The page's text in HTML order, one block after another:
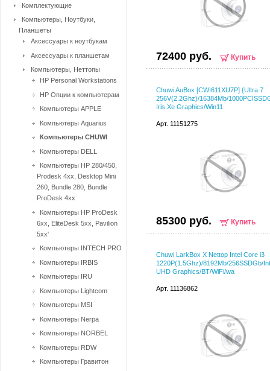
72400 руб. Купить
Chuwi AuBox [CWI611XU7P] {Ultra 7
256V(2.2Ghz)/16384Mb/
Iris Xe Graphics/Win11
Арт. 11151275
85300 руб. Купить
Chuwi LarkBox X Nettop Intel Core i3
1220P(1.5Ghz)/8192Mb/256SSDGb/
UHD Graphics/BT/WiFi/wa
Арт. 11136862
Комплектующие
Компьютеры, Ноутбуки,
Планшеты
Аксессуары к ноутбукам
Аксессуары к планшетам
Компьютеры, Неттопы
HP Personal Workstations
HP Опции к компьютерам
Компьютеры APPLE
Компьютеры Aquarius
Компьютеры CHUWI
Компьютеры DELL
Компьютеры HP 280/450,
Prodesk 4xx, Desktop Mini
260, Bundle 280, Bundle
ProDesk 4xx
Компьютеры HP ProDesk
6xx, EliteDesk 5xx, Pavilion
5xx'
Компьютеры INTECH PRO
Компьютеры IRBIS
Компьютеры IRU
Компьютеры Lightcom
Компьютеры MSI
Компьютеры Nerpa
Компьютеры NORBEL
Компьютеры RDW
Компьютеры Гравитон